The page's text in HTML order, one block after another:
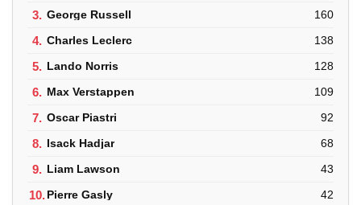
3. George Russell 160
4. Charles Leclerc 138
5. Lando Norris 128
6. Max Verstappen 109
7. Oscar Piastri 92
8. Isack Hadjar 68
9. Liam Lawson 43
10.Pierre Gasly 42